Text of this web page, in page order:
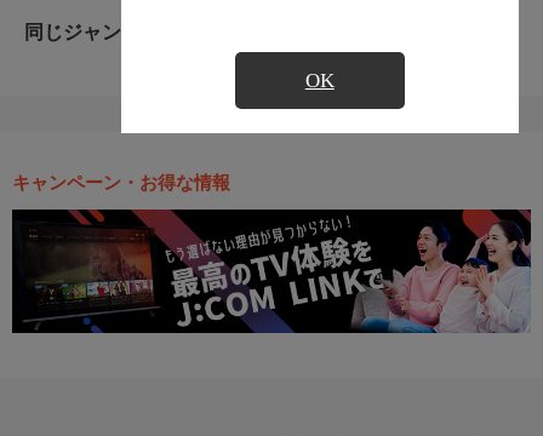
OK
同じジャンルのおすすめ番組
キャンペーン・お得な情報